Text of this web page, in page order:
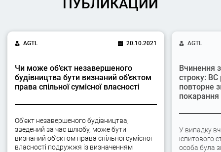
ПУБЛИКАЦИИ
AGTL 20.10.2021
Чи може об’єкт незавершеного
будівництва бути визнаний об’єктом
права спільної сумісної власності
Об’єкт незавершеного будівництва,
зведений за час шлюбу, може бути
визнаний об’єктом права спільної сумісної
власності подружжя із визначенням
AGTL
Вчинення
строку: ВС
повторне
У випадку
іспитового
особа була